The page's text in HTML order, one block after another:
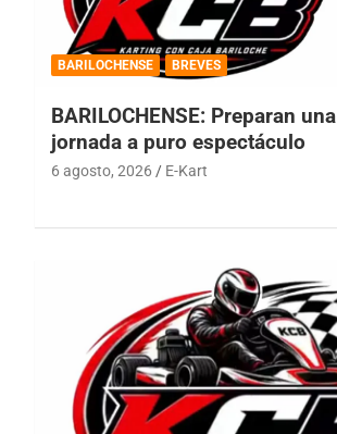
BARILOCHENSE BREVES
BARILOCHENSE: Preparan una
jornada a puro espectáculo
6 agosto, 2026 E-Kart